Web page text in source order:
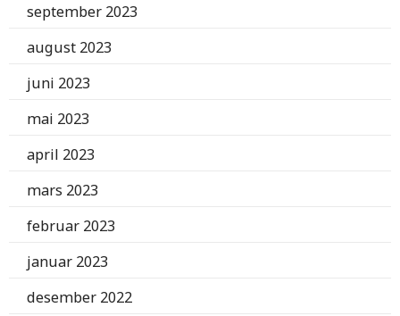
september 2023
august 2023
juni 2023
mai 2023
april 2023
mars 2023
februar 2023
januar 2023
desember 2022